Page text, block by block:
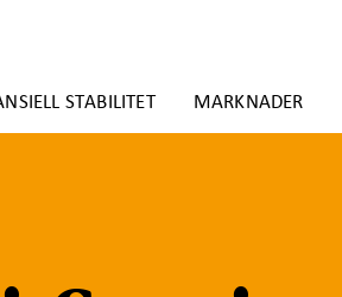
STABILITET MARKNADER